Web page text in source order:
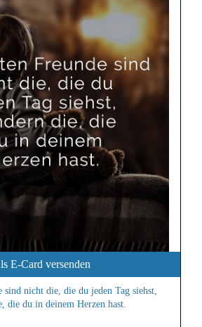
E-Card versenden
sind nicht die, die du jeden Tag siehst,
die du in deinem Herzen hast.